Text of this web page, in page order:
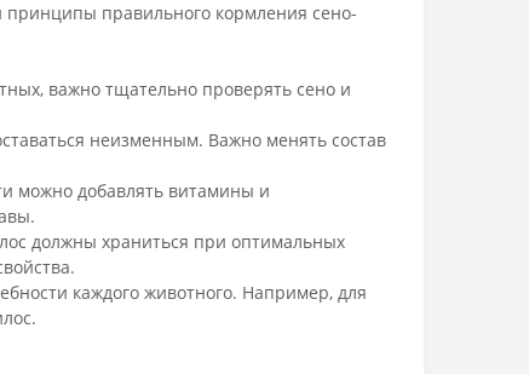
правильного кормления сено-
важно тщательно проверять сено и
неизменным. Важно менять состав
можно добавлять витамины и
должны храниться при оптимальных
каждого животного. Например, для